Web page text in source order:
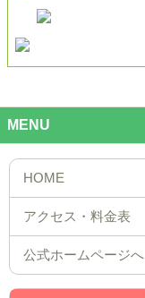
MENU
公式ホームページへ